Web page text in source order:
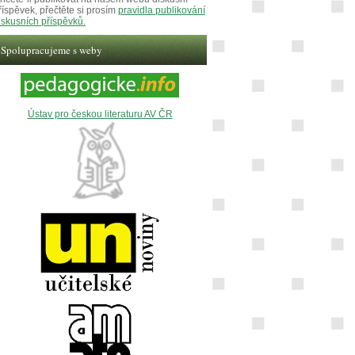
přečtěte si prosím pravidla publikování
příspěvků.
Spolupracujeme s weby
Ústav pro českou literaturu AV ČR